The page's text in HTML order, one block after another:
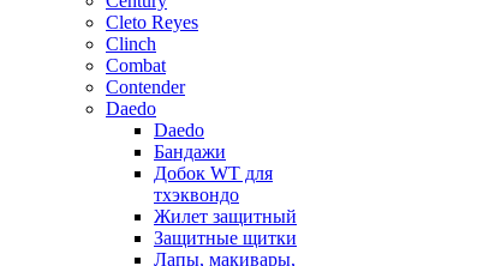
Cleto Reyes
Clinch
Combat
Contender
Daedo
Daedo
Бандажи
Добок WT для
тхэквондо
Жилет защитный
Защитные щитки
Лапы, макивары,